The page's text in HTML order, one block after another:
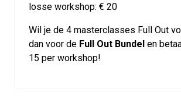
losse workshop: € 20
Wil je de 4 masterclasses Full Out
dan voor de Full Out Bundel en
15 per workshop!